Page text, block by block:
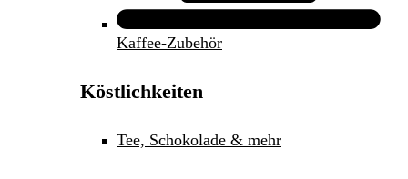
Kaffee-Zubehör
Köstlichkeiten
Tee, Schokolade & mehr